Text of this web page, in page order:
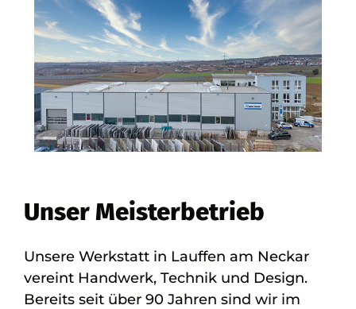
Unser Meisterbetrieb
Unsere Werkstatt in Lauffen am Neckar
vereint Handwerk, Technik und Design.
Bereits seit über 90 Jahren sind wir im